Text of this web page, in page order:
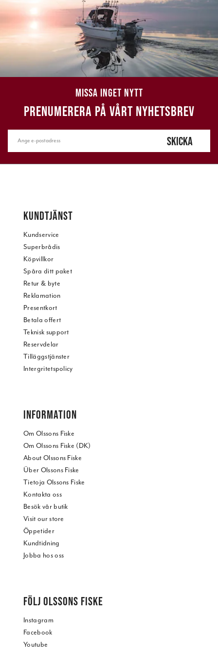
MISSA INGET NYTT
PRENUMERERA PÅ VÅRT NYHETSBREV
SKICKA
KUNDTJÄNST
Kundservice
Superbrådis
Köpvillkor
Spåra ditt paket
Retur & byte
Reklamation
Presentkort
Betala offert
Teknisk support
Reservdelar
Tilläggstjänster
Intergritetspolicy
INFORMATION
Om Olssons Fiske
Om Olssons Fiske (DK)
About Olssons Fiske
Über Olssons Fiske
Tietoja Olssons Fiske
Kontakta oss
Besök vår butik
Visit our store
Öppetider
Kundtidning
Jobba hos oss
FÖLJ OLSSONS FISKE
Instagram
Facebook
Youtube